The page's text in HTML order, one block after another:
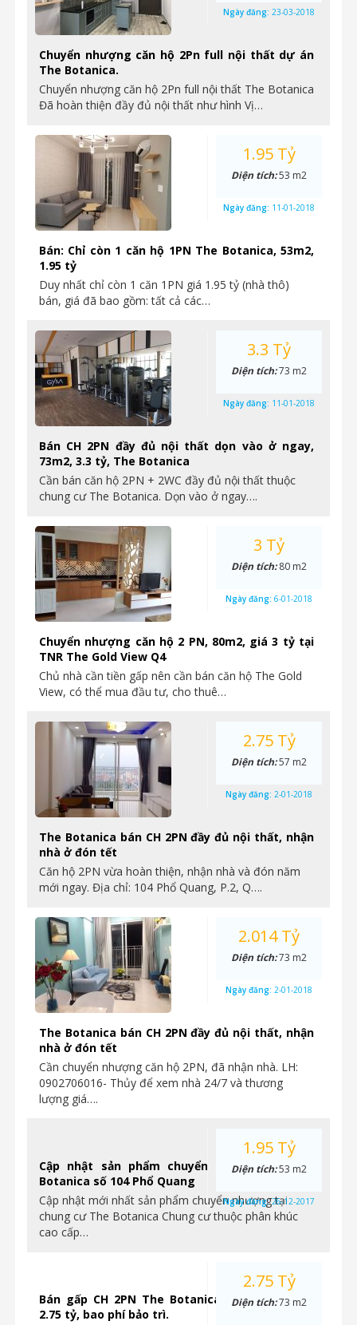
Chuyển nhượng căn hộ 2Pn full nội thất dự án
The Botanica.
Chuyển nhượng căn hộ 2Pn full nội thất The Botanica
Đã hoàn thiện đầy đủ nội thất như hình Vị…
Ngày đăng: 23-03-2018
Bán: Chỉ còn 1 căn hộ 1PN The Botanica, 53m2,
1.95 tỷ
Duy nhất chỉ còn 1 căn 1PN giá 1.95 tỷ (nhà thô)
bán, giá đã bao gồm: tất cả các…
1.95 Tỷ
Diện tích:53 m2
Ngày đăng: 11-01-2018
Bán CH 2PN đầy đủ nội thất dọn vào ở ngay,
73m2, 3.3 tỷ, The Botanica
Cần bán căn hộ 2PN + 2WC đầy đủ nội thất thuộc
chung cư The Botanica. Dọn vào ở ngay….
3.3 Tỷ
Diện tích:73 m2
Ngày đăng: 11-01-2018
Chuyển nhượng căn hộ 2 PN, 80m2, giá 3 tỷ tại
TNR The Gold View Q4
Chủ nhà cần tiền gấp nên cần bán căn hộ The Gold
View, có thể mua đầu tư, cho thuê…
3 Tỷ
Diện tích:80 m2
Ngày đăng: 6-01-2018
The Botanica bán CH 2PN đầy đủ nội thất, nhận
nhà ở đón tết
Căn hộ 2PN vừa hoàn thiện, nhận nhà và đón năm
mới ngay. Địa chỉ: 104 Phổ Quang, P.2, Q….
2.75 Tỷ
Diện tích:57 m2
Ngày đăng: 2-01-2018
The Botanica bán CH 2PN đầy đủ nội thất, nhận
nhà ở đón tết
Cần chuyển nhượng căn hộ 2PN, đã nhận nhà. LH:
0902706016- Thủy để xem nhà 24/7 và thương
lượng giá….
2.014 Tỷ
Diện tích:73 m2
Ngày đăng: 2-01-2018
Cập nhật sản phẩm chuyển nhượng tại The
Botanica số 104 Phổ Quang
Cập nhật mới nhất sản phẩm chuyển nhượng tại
chung cư The Botanica Chung cư thuộc phân khúc
cao cấp…
1.95 Tỷ
Diện tích:53 m2
Ngày đăng:26-12-2017
Bán gấp CH 2PN The Botanica, lầu 20, giá chỉ
2.75 tỷ, bao phí bảo trì.
2.75 Tỷ
Diện tích:73 m2